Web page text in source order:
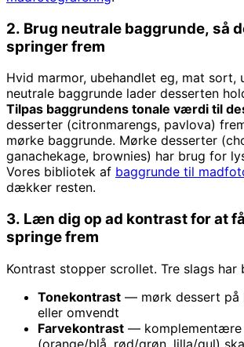
2. Brug neutrale baggrunde, så
springer frem
Hvid marmor, ubehandlet eg, mat
neutrale baggrunde lader desserten
Tilpas baggrundens tonale værdi til
desserter (citronmarengs, pavlova)
mørke baggrunde. Mørke desserter
ganachekage, brownies) har brug for
Vores bibliotek af baggrunde til
dækker resten.
3. Læn dig op ad kontrast for at
springe frem
Kontrast stopper scrollet. Tre slags har
Tonekontrast — mørk dessert på
eller omvendt
Farvekontrast — komplementære
(orange/blå, rød/grøn, lilla/gul)